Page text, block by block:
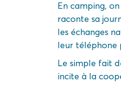
En camping,
raconte sa
les échanges
leur téléphone
Le simple fait
incite à la